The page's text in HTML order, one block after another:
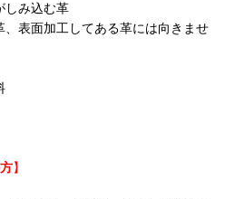
しみ込む革
、表面加工してある革には向きませ
】